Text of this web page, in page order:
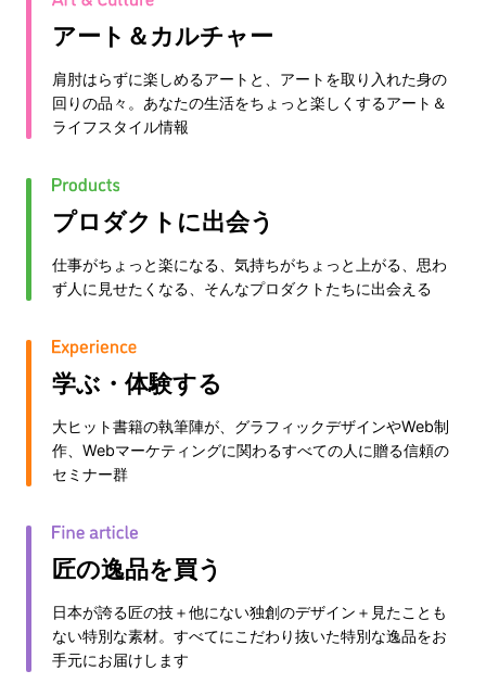
アート＆カルチャー
肩肘はらずに楽しめるアートと、アートを取り入れた身の
回りの品々。あなたの生活をちょっと楽しくするアート＆
ライフスタイル情報
プロダクトに出会う
仕事がちょっと楽になる、気持ちがちょっと上がる、思わ
ず人に見せたくなる、そんなプロダクトたちに出会える
学ぶ・体験する
大ヒット書籍の執筆陣が、グラフィックデザインやWeb制
作、Webマーケティングに関わるすべての人に贈る信頼の
セミナー群
匠の逸品を買う
日本が誇る匠の技＋他にない独創のデザイン＋見たことも
ない特別な素材。すべてにこだわり抜いた特別な逸品をお
手元にお届けします